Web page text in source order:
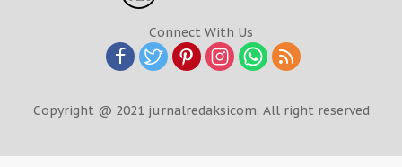
Connect With Us
Copyright @ 2021 jurnalredaksicom. All right reserved